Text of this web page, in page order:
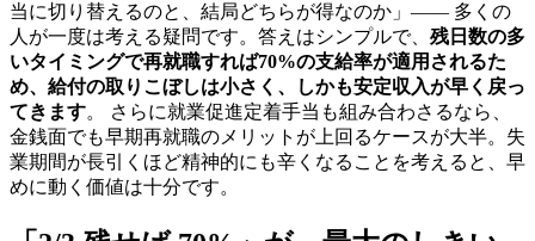
当に切り替えるのと、結局どちらが得なのか」—— 多くの
人が一度は考える疑問です。答えはシンプルで、 残日数の多
いタイミングで再就職すれば70%の支給率が適用されるた
め、給付の取りこぼしは小さく、しかも安定収入が早く戻っ
てきます。 さらに就業促進定着手当も組み合わさるなら、
金銭面でも早期再就職のメリットが上回るケースが大半。失
業期間が長引くほど精神的にも辛くなることを考えると、早
めに動く価値は十分です。